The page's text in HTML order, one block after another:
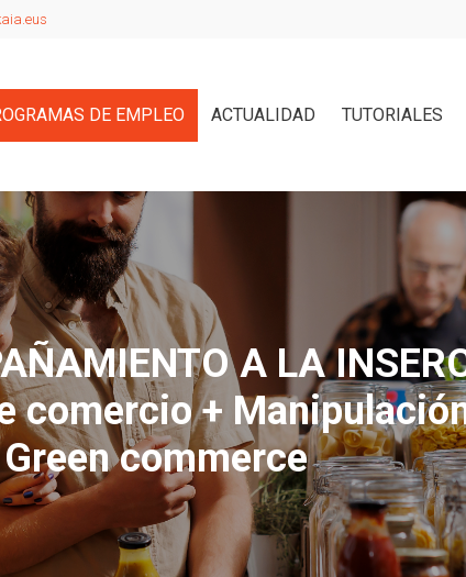
DE EMPLEO ACTUALIDAD TUTORIALES
A LA
comercio +
Green commerce